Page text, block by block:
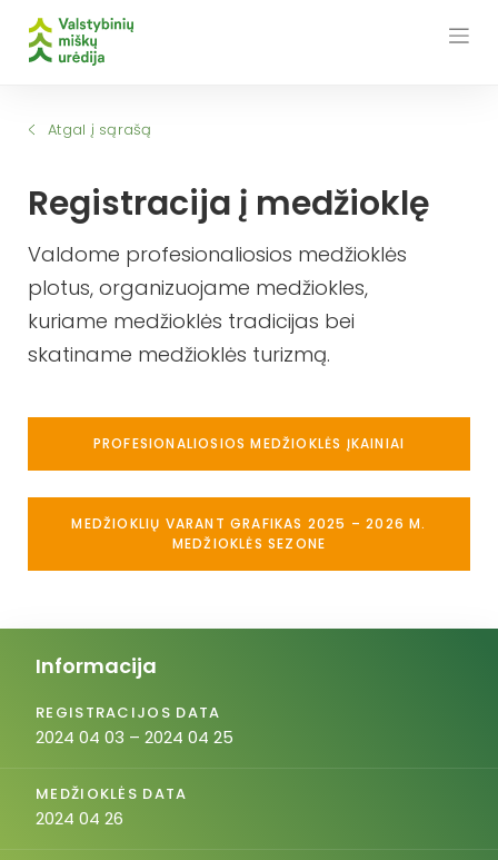
Atgal į sąrašą
Registracija į medžioklę
Valdome profesionaliosios medžioklės
plotus, organizuojame medžiokles,
kuriame medžioklės tradicijas bei
skatiname medžioklės turizmą.
PROFESIONALIOSIOS MEDŽIOKLĖS ĮKAINIAI
MEDŽIOKLIŲ VARANT GRAFIKAS 2025 – 2026 M.
MEDŽIOKLĖS SEZONE
Informacija
REGISTRACIJOS DATA
2024 04 03 – 2024 04 25
MEDŽIOKLĖS DATA
2024 04 26